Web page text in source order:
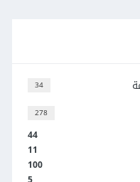
34
278
44
11
100